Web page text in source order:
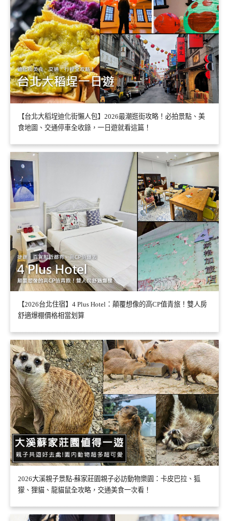
【台北大稻埕迪化街懶人包】2026最潮逛街攻略！必拍景點、美
食地圖、交通停車全收錄，一日遊就看這篇！
【2026台北住宿】4 Plus Hotel：顛覆想像的高CP值青旅！雙人房
舒適爆棚價格相當划算
2026大溪親子景點-蘇家莊園親子必訪動物樂園：卡皮巴拉、狐
獴、狸貓、龍貓鼠全攻略，交通美食一次看！